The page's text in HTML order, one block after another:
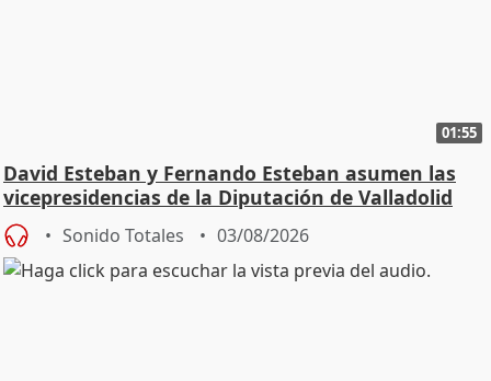
01:55
David Esteban y Fernando Esteban asumen las
vicepresidencias de la Diputación de Valladolid
Sonido Totales 03/08/2026